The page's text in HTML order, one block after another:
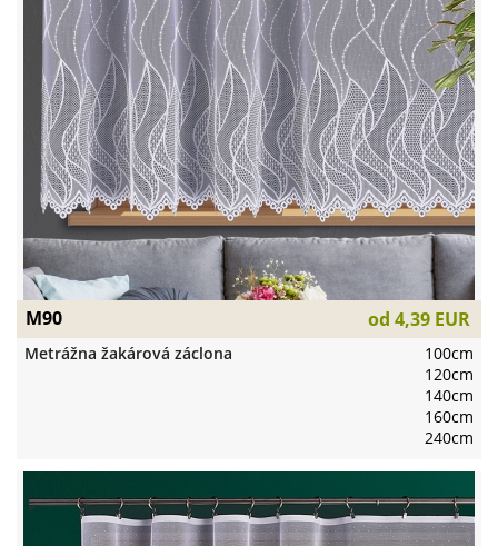
M90 od 4,39 EUR
Metrážna žakárová záclona
100cm
120cm
140cm
160cm
240cm